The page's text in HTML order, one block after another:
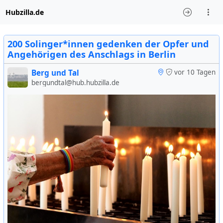
Hubzilla.de
200 Solinger*innen gedenken der Opfer und
Angehörigen des Anschlags in Berlin
vor 10 Tagen
Berg und Tal
bergundtal@hub.hubzilla.de